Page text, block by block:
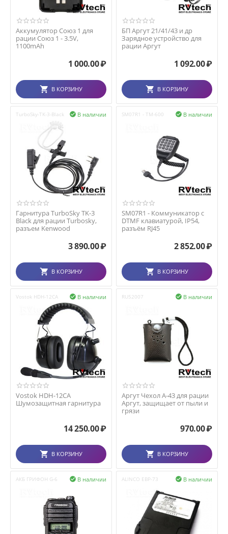
Аккумулятор Союз 1 для
рации Союз 1 - 3.5V,
1100mAh
1 000.00₽
В КОРЗИНУ
БП Аргут 21/41/43 и др
Зарядное устройство для
рации Аргут
1 092.00₽
В КОРЗИНУ
TurboSky-TK-3-Black В наличии

Гарнитура TurboSky TK-3
Black для рации Turbosky,
разъем Kenwood
3 890.00₽
В КОРЗИНУ
SM07R1 - TM-600 В наличии

SM07R1 - Коммуникатор с
DTMF клавиатурой, IP54,
разъём RJ45
2 852.00₽
В КОРЗИНУ
Vostok HDH-12СA В наличии

Vostok HDH-12СA
Шумозащитная гарнитура
14 250.00₽
В КОРЗИНУ
RU52007 В наличии

Аргут Чехол А-43 для рации
Аргут, защищает от пыли и
грязи
970.00₽
В КОРЗИНУ
АКБ ГРИФОН G-6 В наличии
 ALINCO EBP-73 В наличии
